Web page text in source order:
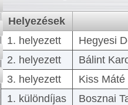
Helyezések
1. helyezett
Hegyesi
2. helyezett
Bálint
3. helyezett
Kiss
1. különdíjas
Bosznai